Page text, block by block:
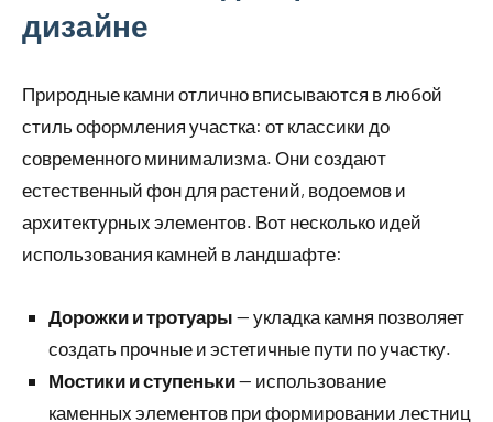
дизайне
Природные камни отлично вписываются в любой
стиль оформления участка: от классики до
современного минимализма. Они создают
естественный фон для растений, водоемов и
архитектурных элементов. Вот несколько идей
использования камней в ландшафте:
Дорожки и тротуары — укладка камня позволяет
создать прочные и эстетичные пути по участку.
Мостики и ступеньки— использование
каменных элементов при формировании лестниц